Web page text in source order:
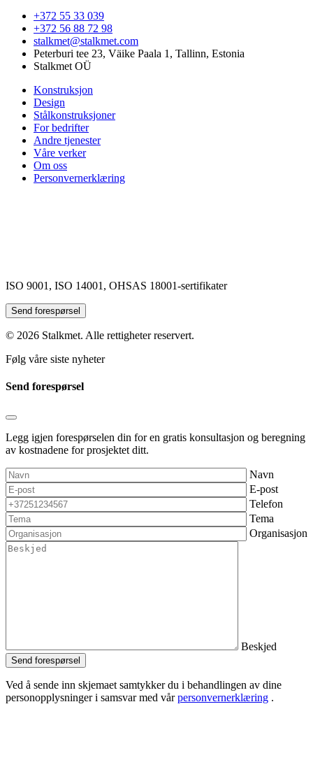
+372 55 33 039
+372 56 88 72 98
stalkmet@stalkmet.com
Peterburi tee 23, Väike Paala 1, Tallinn, Estonia
Stalkmet OÜ
Konstruksjon
Design
Stålkonstruksjoner
For bedrifter
Andre tjenester
Våre verker
Om oss
Personvernerklæring
ISO 9001, ISO 14001, OHSAS 18001-sertifikater
Send forespørsel
© 2026 Stalkmet. Alle rettigheter reservert.
Følg våre siste nyheter
Send forespørsel
Legg igjen forespørselen din for en gratis konsultasjon og beregning
av kostnadene for prosjektet ditt.
Navn
E-post
Telefon
Tema
Organisasjon
Beskjed
Send forespørsel
Ved å sende inn skjemaet samtykker du i behandlingen av dine
personopplysninger i samsvar med vårpersonvernerklæring .